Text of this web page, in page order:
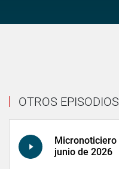
OTROS EPISODIOS
Micronoticiero
junio de 2026